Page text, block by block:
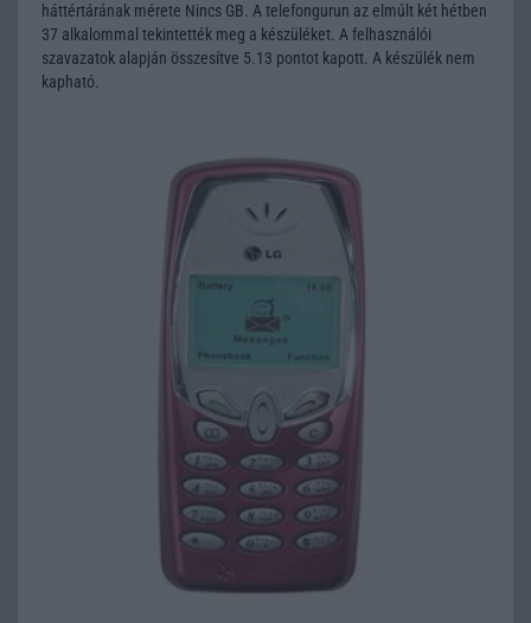
háttértárának mérete Nincs GB. A telefongurun az elmúlt két hétben
37 alkalommal tekintették meg a készüléket. A felhasználói
szavazatok alapján összesítve 5.13 pontot kapott. A készülék nem
kapható.